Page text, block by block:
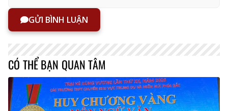
GỬI BÌNH LUẬN
CÓ THỂ BẠN QUAN TÂM